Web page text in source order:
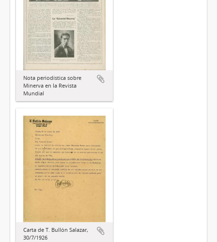
Nota periodística sobre
Minerva en la Revista
Mundial
Carta de T. Bullón Salazar,
30/7/1926